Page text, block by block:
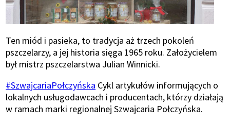
Ten miód i pasieka, to tradycja aż trzech pokoleń
pszczelarzy, a jej historia sięga 1965 roku. Założycielem
był mistrz pszczelarstwa Julian Winnicki.
#SzwajcariaPołczyńska Cykl artykułów informujących o
lokalnych usługodawcach i producentach, którzy działają
w ramach marki regionalnej Szwajcaria Połczyńska.